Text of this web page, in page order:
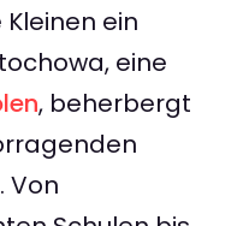
ein
eine
, beherbergt
Von